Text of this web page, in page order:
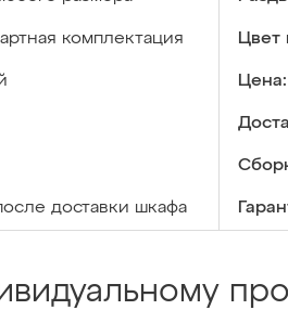
комплектация Цвет
Цена:
доставки шкафа